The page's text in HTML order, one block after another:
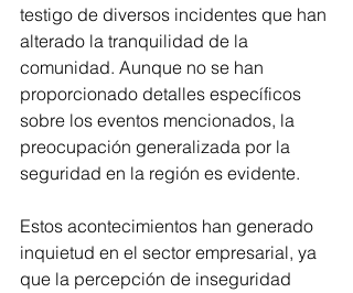
testigo de diversos incidentes que han
alterado la tranquilidad de la
comunidad. Aunque no se han
proporcionado detalles específicos
sobre los eventos mencionados, la
preocupación generalizada por la
seguridad en la región es evidente.
Estos acontecimientos han generado
inquietud en el sector empresarial, ya
que la percepción de inseguridad